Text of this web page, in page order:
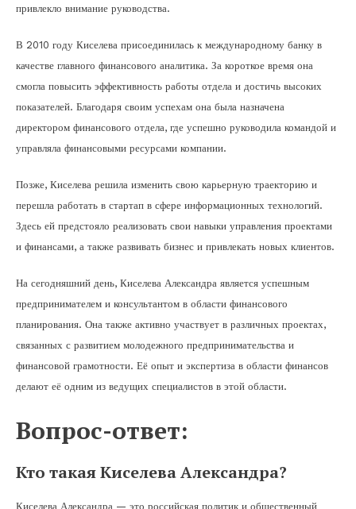
привлекло внимание руководства.
В 2010 году Киселева присоединилась к международному банку в
качестве главного финансового аналитика. За короткое время она
смогла повысить эффективность работы отдела и достичь высоких
показателей. Благодаря своим успехам она была назначена
директором финансового отдела, где успешно руководила командой и
управляла финансовыми ресурсами компании.
Позже, Киселева решила изменить свою карьерную траекторию и
перешла работать в стартап в сфере информационных технологий.
Здесь ей предстояло реализовать свои навыки управления проектами
и финансами, а также развивать бизнес и привлекать новых клиентов.
На сегодняшний день, Киселева Александра является успешным
предпринимателем и консультантом в области финансового
планирования. Она также активно участвует в различных проектах,
связанных с развитием молодежного предпринимательства и
финансовой грамотности. Её опыт и экспертиза в области финансов
делают её одним из ведущих специалистов в этой области.
Вопрос-ответ:
Кто такая Киселева Александра?
Киселева Александра — это российская политик и общественный